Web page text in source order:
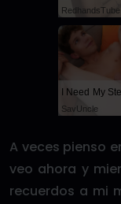
RedhandsTube
I Need My
SayUncle
A veces pienso
veo ahora y
recuerdos a mi